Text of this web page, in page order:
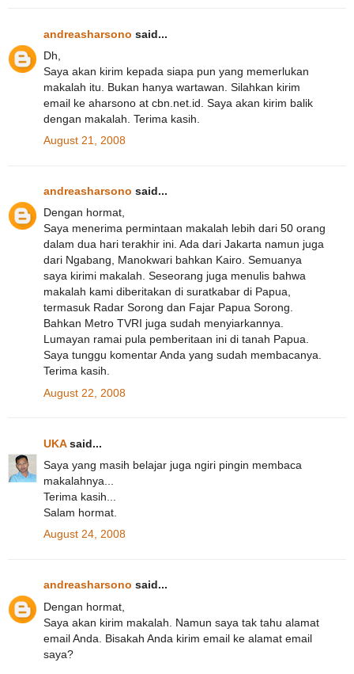
andreasharsono said...
Dh,
Saya akan kirim kepada siapa pun yang memerlukan
makalah itu. Bukan hanya wartawan. Silahkan kirim
email ke aharsono at cbn.net.id. Saya akan kirim balik
dengan makalah. Terima kasih.
August 21, 2008
andreasharsono said...
Dengan hormat,
Saya menerima permintaan makalah lebih dari 50 orang
dalam dua hari terakhir ini. Ada dari Jakarta namun juga
dari Ngabang, Manokwari bahkan Kairo. Semuanya
saya kirimi makalah. Seseorang juga menulis bahwa
makalah kami diberitakan di suratkabar di Papua,
termasuk Radar Sorong dan Fajar Papua Sorong.
Bahkan Metro TVRI juga sudah menyiarkannya.
Lumayan ramai pula pemberitaan ini di tanah Papua.
Saya tunggu komentar Anda yang sudah membacanya.
Terima kasih.
August 22, 2008
UKAsaid...
Saya yang masih belajar juga ngiri pingin membaca
makalahnya...
Terima kasih...
Salam hormat.
August 24, 2008
andreasharsono said...
Dengan hormat,
Saya akan kirim makalah. Namun saya tak tahu alamat
email Anda. Bisakah Anda kirim email ke alamat email
saya?